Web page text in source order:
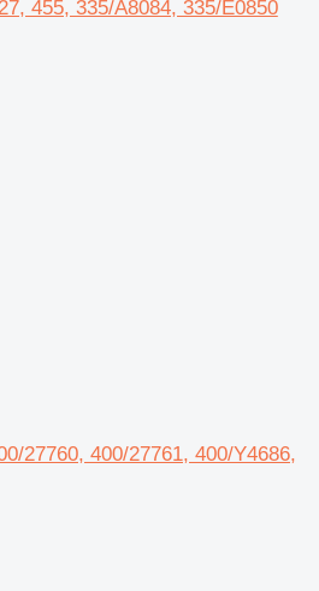
455, 335/A8084, 335/E0850
27760, 400/27761, 400/Y4686,